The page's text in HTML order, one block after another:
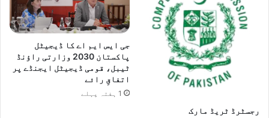
رجسٹرڈ ٹریڈ مارک
جی ایس ایم اے کا ڈیجیٹل
پاکستان 2030 وزارتی راؤنڈ
ٹیبل، قومی ڈیجیٹل ایجنڈے پر
اتفاقِ رائے
1 ہفتہ پہلے